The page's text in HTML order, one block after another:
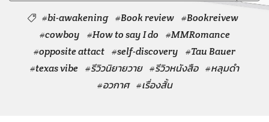
#bi-awakening #Book review #Bookreivew
#cowboy
#How to say I do
#MMRomance
#opposite attact #self-discovery
#Tau Bauer
#texas vibe #รีวิวนิยายวาย #รีวิวหนังสือ #หลุมดำ
#อวกาศ #เรื่องสั้น